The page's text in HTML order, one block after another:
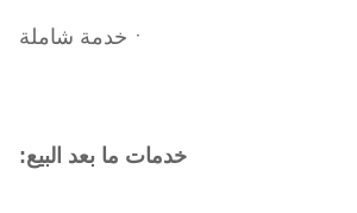
ㆍخدمة شاملة
خدمات ما بعد البيع: